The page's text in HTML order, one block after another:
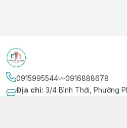
0915995544〰️0916888678
Địa chỉ: 3/4 Bình Thới, Phường